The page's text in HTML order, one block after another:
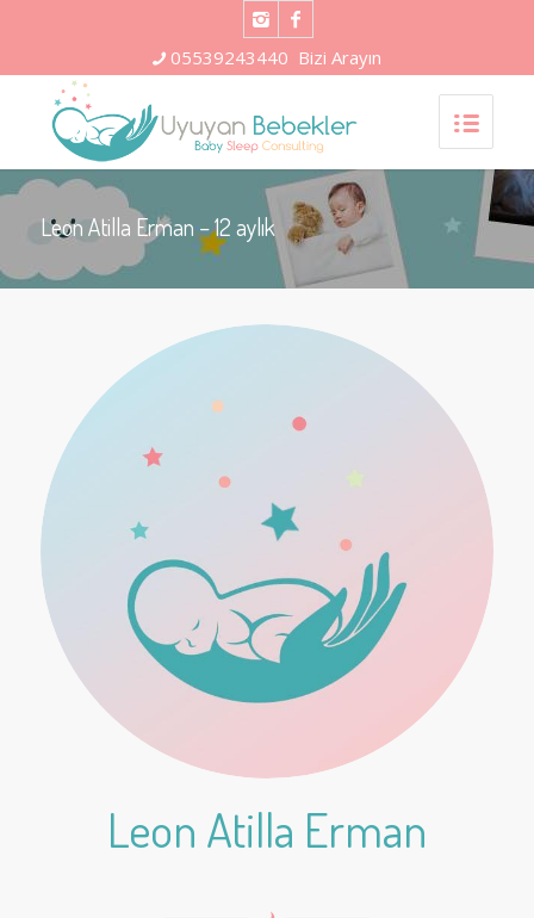
05539243440 Bizi Arayın
Leon Atilla Erman – 12 aylık
Leon Atilla Erman